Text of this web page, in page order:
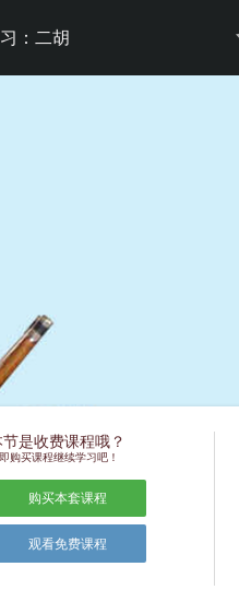
：二胡
节是收费课程哦？
购买课程继续学习吧！
购买本套课程
观看免费课程